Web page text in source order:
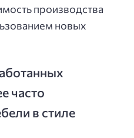
производства
новых
часто
в стиле